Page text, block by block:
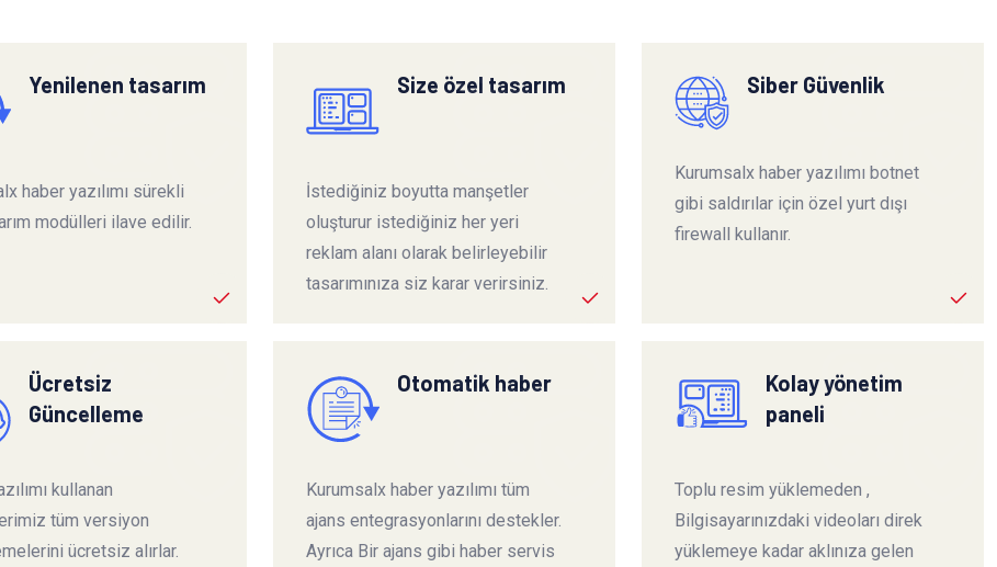
Yenilenen tasarım
haber yazılımı sürekli
modülleri ilave edilir.
Size özel tasarım
İstediğiniz boyutta manşetler
oluşturur istediğiniz her yeri
reklam alanı olarak belirleyebilir
tasarımınıza siz karar verirsiniz.
Siber Güvenlik
Kurumsalx haber yazılımı botnet
gibi saldırılar için özel yurt dışı
firewall kullanır.
Ücretsiz
Güncelleme
kullanan
tüm versiyon
ücretsiz alırlar.
Otomatik haber
Kurumsalx haber yazılımı tüm
ajans entegrasyonlarını destekler.
Ayrıca Bir ajans gibi haber servis
Kolay yönetim
paneli
Toplu resim yüklemeden ,
Bilgisayarınızdaki videoları direk
yüklemeye kadar aklınıza gelen